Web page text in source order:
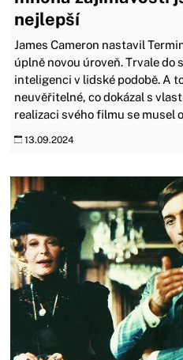
nejlepší
James Cameron nastavil
úplně novou úroveň. Trvale
inteligenci v lidské podobě. A
neuvěřitelné, co dokázal s
realizaci svého filmu se musel
13.09.2024